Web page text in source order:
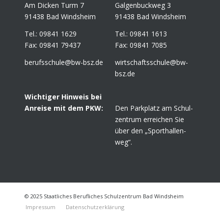
Am Dicken Turm 7
91438 Bad Windsheim
Tel.: 09841 1629
Fax: 09841 79437
berufsschule@​bw-​bsz.​de
Wich­ti­ger Hin­weis bei
Anrei­se mit dem PKW:
Gal­gen­buck­weg 3
91438 Bad Windsheim
Tel.: 09841 1613
Fax: 09841 7085
wirtschaftsschule@​bw-​
bsz.​de
Den Park­platz am Schul­
zen­trum errei­chen Sie
über den „Sport­hal­len­
weg“.
© 2025 Staatliches Berufliches Schulzentrum Bad Windsheim
Impres­sum
Daten­schutz­er­klä­rung